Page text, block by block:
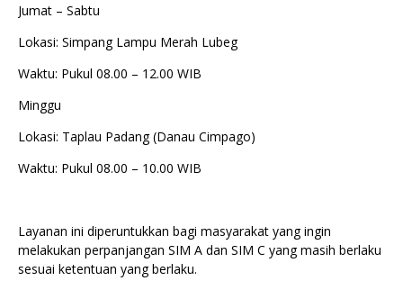
Jumat – Sabtu
Lokasi: Simpang Lampu Merah Lubeg
Waktu: Pukul 08.00 – 12.00 WIB
Minggu
Lokasi: Taplau Padang (Danau Cimpago)
Waktu: Pukul 08.00 – 10.00 WIB
Layanan ini diperuntukkan bagi masyarakat yang ingin
melakukan perpanjangan SIM A dan SIM C yang masih berlaku
sesuai ketentuan yang berlaku.